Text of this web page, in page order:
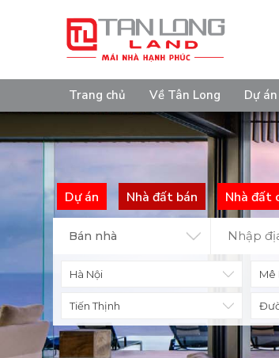
Trang chủ Về Tân Long Dự án
Dự án Nhà đất bán Nhà đất
Bán nhà